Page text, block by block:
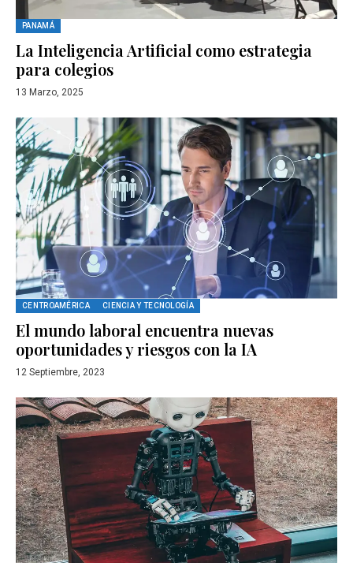
PANAMÁ
La Inteligencia Artificial como estrategia
para colegios
13 Marzo, 2025
CENTROAMÉRICA CIENCIA Y TECNOLOGÍA
El mundo laboral encuentra nuevas
oportunidades y riesgos con la IA
12 Septiembre, 2023